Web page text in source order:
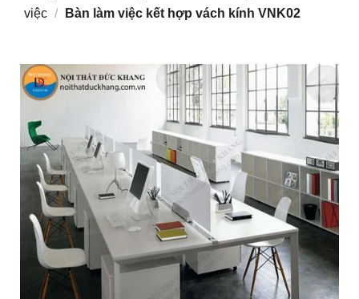
việc / Bàn làm việc kết hợp vách kính VNK02